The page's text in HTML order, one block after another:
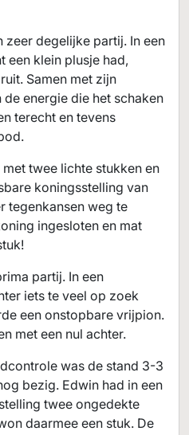
zeer degelijke partij. In een
een klein plusje had,
Samen met zijn
energie die het schaken
terecht en tevens
twee lichte stukken en
koningsstelling van
tegenkansen weg te
ingesloten en mat
partij. In een
iets te veel op zoek
een onstopbare vrijpion.
met een nul achter.
was de stand 3-3
bezig. Edwin had in een
twee ongedekte
daarmee een stuk. De